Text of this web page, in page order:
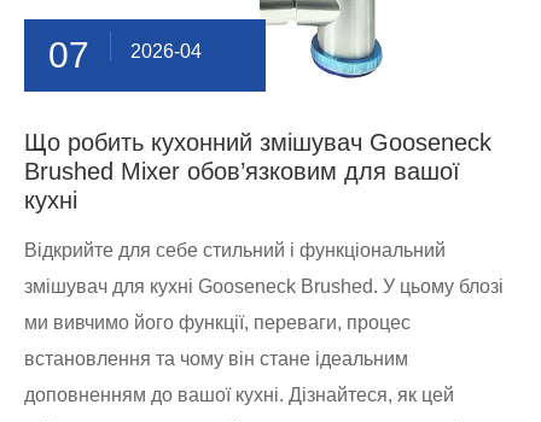
07 2026-04
Що робить кухонний змішувач Gooseneck
Brushed Mixer обов’язковим для вашої
кухні
Відкрийте для себе стильний і функціональний
змішувач для кухні Gooseneck Brushed. У цьому блозі
ми вивчимо його функції, переваги, процес
встановлення та чому він стане ідеальним
доповненням до вашої кухні. Дізнайтеся, як цей